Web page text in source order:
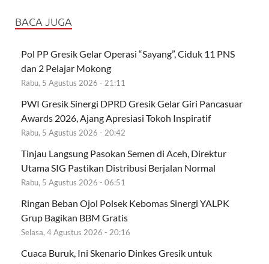
BACA JUGA
Pol PP Gresik Gelar Operasi “Sayang”, Ciduk 11 PNS
dan 2 Pelajar Mokong
Rabu, 5 Agustus 2026 - 21:11
PWI Gresik Sinergi DPRD Gresik Gelar Giri Pancasuar
Awards 2026, Ajang Apresiasi Tokoh Inspiratif
Rabu, 5 Agustus 2026 - 20:42
Tinjau Langsung Pasokan Semen di Aceh, Direktur
Utama SIG Pastikan Distribusi Berjalan Normal
Rabu, 5 Agustus 2026 - 06:51
Ringan Beban Ojol Polsek Kebomas Sinergi YALPK
Grup Bagikan BBM Gratis
Selasa, 4 Agustus 2026 - 20:16
Cuaca Buruk, Ini Skenario Dinkes Gresik untuk